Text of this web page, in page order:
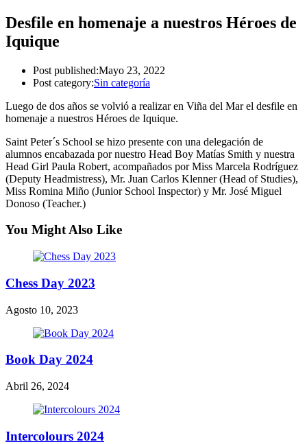
Desfile en homenaje a nuestros Héroes de
Iquique
Post published:Mayo 23, 2022
Post category:Sin categoría
Luego de dos años se volvió a realizar en Viña del Mar el desfile en
homenaje a nuestros Héroes de Iquique.
Saint Peter´s School se hizo presente con una delegación de
alumnos encabazada por nuestro Head Boy Matías Smith y nuestra
Head Girl Paula Robert, acompañados por Miss Marcela Rodríguez
(Deputy Headmistress), Mr. Juan Carlos Klenner (Head of Studies),
Miss Romina Miño (Junior School Inspector) y Mr. José Miguel
Donoso (Teacher.)
You Might Also Like
Chess Day 2023
Agosto 10, 2023
Book Day 2024
Abril 26, 2024
Intercolours 2024